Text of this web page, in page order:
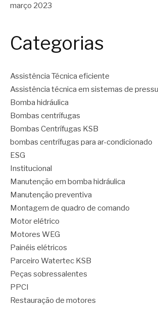
março 2023
Categorias
Assistência Técnica eficiente
Assistência técnica em sistemas de
Bomba hidráulica
Bombas centrífugas
Bombas Centrífugas KSB
bombas centrífugas para ar-condicionado
ESG
Institucional
Manutenção em bomba hidráulica
Manutenção preventiva
Montagem de quadro de comando
Motor elétrico
Motores WEG
Painéis elétricos
Parceiro Watertec KSB
Peças sobressalentes
PPCI
Restauração de motores